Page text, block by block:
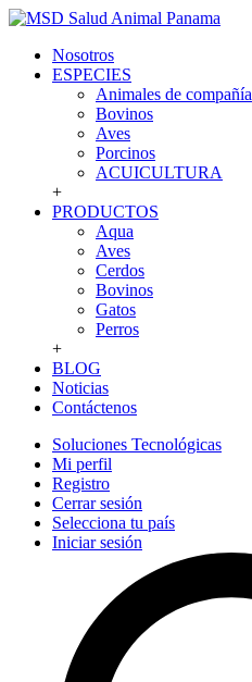
Nosotros
ESPECIES
Animales de compañía
Bovinos
Aves
Porcinos
ACUICULTURA
+
PRODUCTOS
Aqua
Aves
Cerdos
Bovinos
Gatos
Perros
+
BLOG
Noticias
Contáctenos
Soluciones Tecnológicas
Mi perfil
Registro
Cerrar sesión
Selecciona tu país
Iniciar sesión